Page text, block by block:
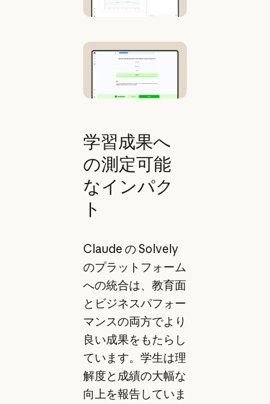
学習成果へ
の測定可能
なインパク
ト
Claude の Solvely
のプラットフォーム
への統合は、教育面
とビジネスパフォー
マンスの両方でより
良い成果をもたらし
ています。学生は理
解度と成績の大幅な
向上を報告していま